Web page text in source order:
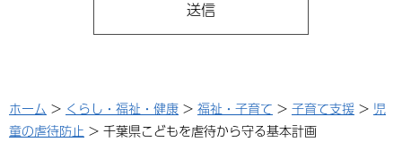
ホーム > くらし・福祉・健康 > 福祉・子育て > 子育て支援 > 児
童の虐待防止 > 千葉県こどもを虐待から守る基本計画